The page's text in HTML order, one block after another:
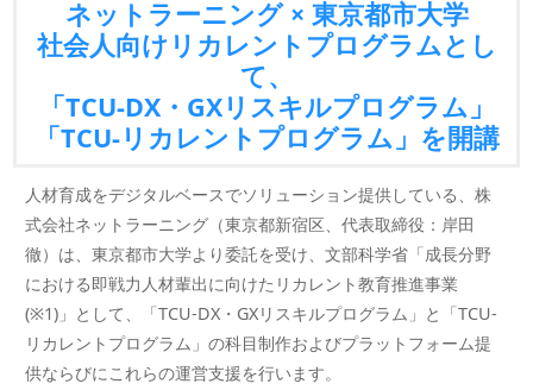
ネットラーニング × 東京都市大学
社会人向けリカレントプログラムとし
て、
「TCU-DX・GXリスキルプログラム」
「TCU-リカレントプログラム」を開講
人材育成をデジタルベースでソリューション提供している、株
式会社ネットラーニング（東京都新宿区、代表取締役：岸田
徹）は、東京都市大学より委託を受け、文部科学省「成長分野
における即戦力人材輩出に向けたリカレント教育推進事業
(※1)」として、「TCU-DX・GXリスキルプログラム」と「TCU-
リカレントプログラム」の科目制作およびプラットフォーム提
供ならびにこれらの運営支援を行います。